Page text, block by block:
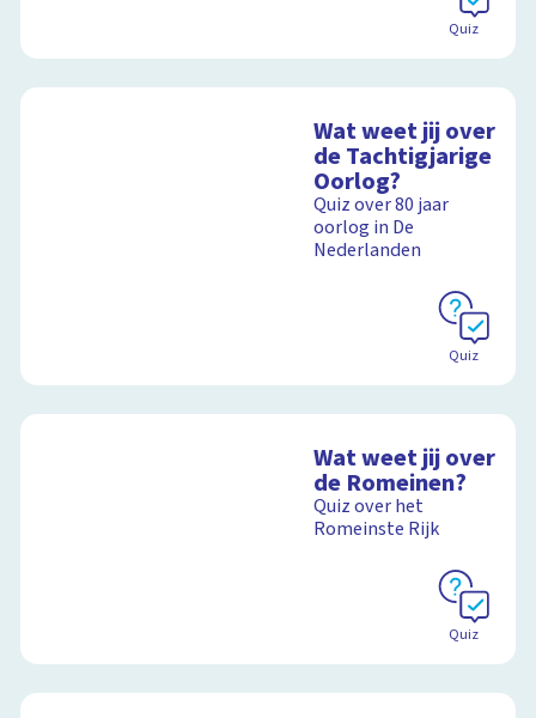
Quiz
Wat weet jij over
de Tachtigjarige
Oorlog?
Quiz over 80 jaar
oorlog in De
Nederlanden
Quiz
Wat weet jij over
de Romeinen?
Quiz over het
Romeinste Rijk
Quiz